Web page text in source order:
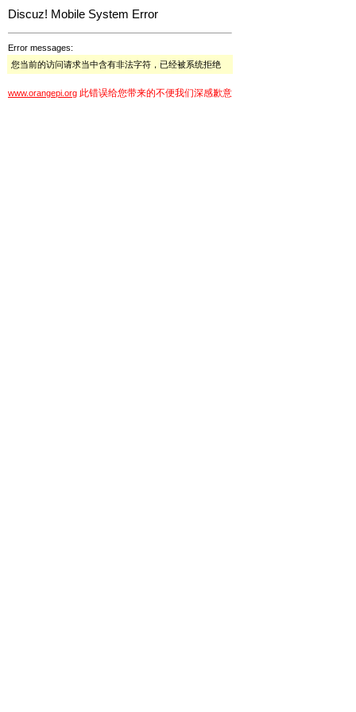
Discuz! Mobile System Error
Error messages:
您当前的访问请求当中含有非法字符，已经被系统拒绝
www.orangepi.org 此错误给您带来的不便我们深感歉意